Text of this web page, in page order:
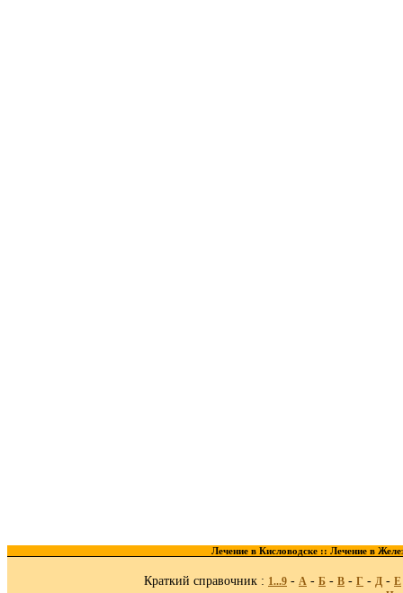
Лечение в Кисловодске :: Лечение в
Краткий справочник : 1...9 - A - Б - В - Г - Д - Е